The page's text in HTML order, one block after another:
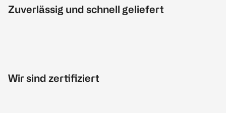
Zuverlässig und schnell geliefert
Wir sind zertifiziert